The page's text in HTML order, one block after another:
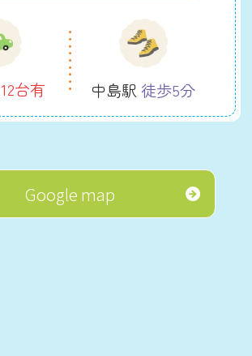
12台有 中島駅徒歩5分
Google map